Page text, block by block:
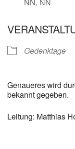
NN, NN
Gedenktage
Genaueres wird
bekannt gegeben.
Leitung: Matthias